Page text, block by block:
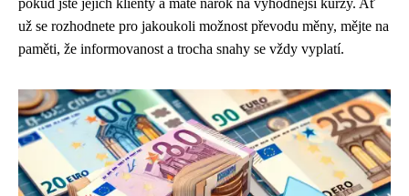
pokud jste jejich klienty a máte nárok na výhodnější kurzy. Ať
už se rozhodnete pro jakoukoli možnost převodu měny, mějte na
paměti, že informovanost a trocha snahy se vždy vyplatí.